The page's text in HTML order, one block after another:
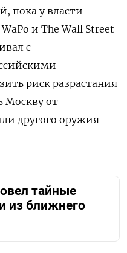
пока у власти
и The Wall Street
с
риск разрастания
Москву от
другого оружия
тайные
из ближнего